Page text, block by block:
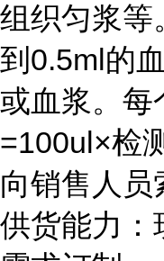
组织匀浆等
到0.5ml的
或血浆。每
=100ul×检
向销售人员
供货能力：